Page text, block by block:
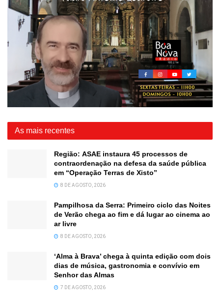
As mais recentes
Região: ASAE instaura 45 processos de
contraordenação na defesa da saúde pública
em “Operação Terras de Xisto”
8 DE AGOSTO, 2026
Pampilhosa da Serra: Primeiro ciclo das Noites
de Verão chega ao fim e dá lugar ao cinema ao
ar livre
8 DE AGOSTO, 2026
‘Alma à Brava’ chega à quinta edição com dois
dias de música, gastronomia e convívio em
Senhor das Almas
7 DE AGOSTO, 2026